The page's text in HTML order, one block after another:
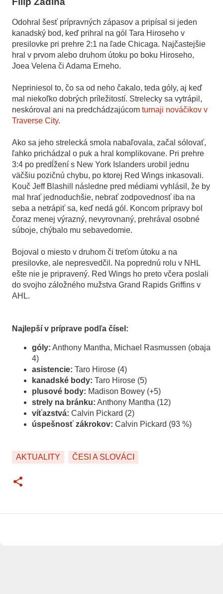
Odohral šesť prípravných zápasov a pripísal si jeden
kanadský bod, keď prihral na gól Tara Hiroseho v
presilovke pri prehre 2:1 na ľade Chicaga. Najčastejšie
hral v prvom alebo druhom útoku po boku Hiroseho,
Joea Velena či Adama Erneho.
Nepriniesol to, čo sa od neho čakalo, teda góly, aj keď
mal niekoľko dobrých príležitostí. Strelecky sa vytrápil,
neskóroval ani na predchádzajúcom turnaji nováčikov v
Traverse City.
Ako sa jeho strelecká smola nabaľovala, začal sólovať,
ľahko prichádzal o puk a hral komplikovane. Pri prehre
3:4 po predĺžení s New York Islanders urobil jednu
väčšiu pozičnú chybu, po ktorej Red Wings inkasovali.
Kouč Jeff Blashill následne pred médiami vyhlásil, že by
mal hrať jednoduchšie, nebrať zodpovednosť iba na
seba a netrápiť sa, keď nedá gól. Koncom prípravy bol
čoraz menej výrazný, nevyrovnaný, prehrával osobné
súboje, chýbalo mu sebavedomie.
Bojoval o miesto v druhom či treťom útoku a na
presilovke, ale nepresvedčil. Na poprednú rolu v NHL
ešte nie je pripravený. Red Wings ho preto včera poslali
do svojho záložného mužstva Grand Rapids Griffins v
AHL.
Najlepší v príprave podľa čísel:
góly: Anthony Mantha, Michael Rasmussen (obaja
4)
asistencie: Taro Hirose (4)
kanadské body: Taro Hirose (5)
plusové body: Madison Bowey (+5)
strely na bránku: Anthony Mantha (12)
víťazstvá: Calvin Pickard (2)
úspešnosť zákrokov: Calvin Pickard (93 %)
AKTUALITY ČESI A SLOVÁCI